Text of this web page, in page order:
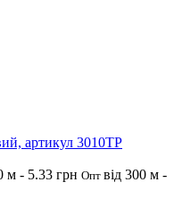
артикул 3010ТР
м - 5.33 грн Опт від 300 м -